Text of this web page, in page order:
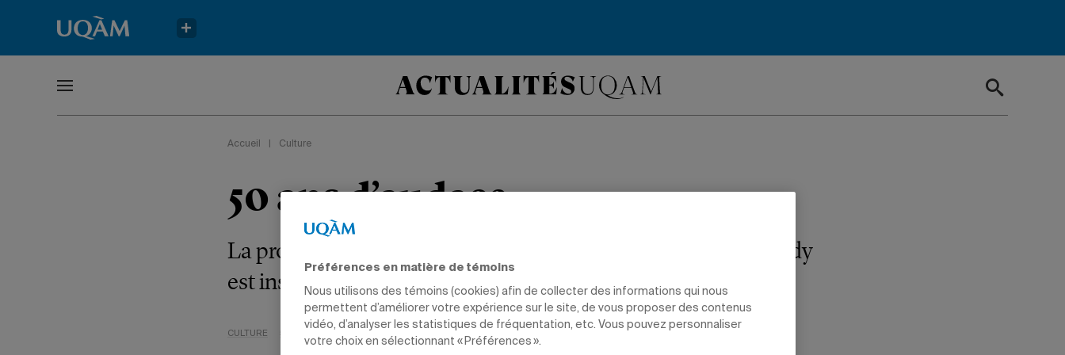
Accueil Culture
50 ans d’audace
La projection architecturale sur le pavillon Président-Kennedy
est inspirée de l’identité visuelle du 50 de l’UQAM.
CULTURE DIPLÔMÉS
Préférences en matière de témoins
Nous utilisons des témoins (cookies) afin de collecter des informations qui nous
permettent d’améliorer votre expérience sur le site, de vous proposer des contenus
vidéo, d’analyser les statistiques de fréquentation, etc. Vous pouvez personnaliser
votre choix en sélectionnant « Préférences ».